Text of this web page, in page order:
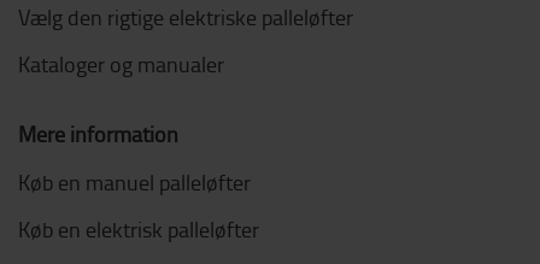
Vælg den rigtige elektriske palleløfter
Kataloger og manualer
Mere information
Køb en manuel palleløfter
Køb en elektrisk palleløfter